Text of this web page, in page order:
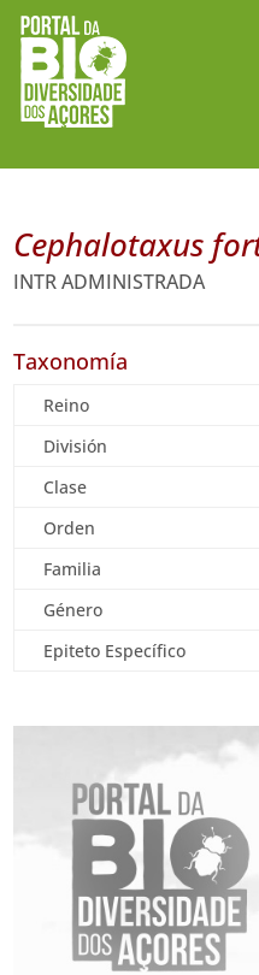
Cephalotaxus
INTR ADMINISTRADA
Taxonomía
Reino
División
Clase
Orden
Familia
Género
Epiteto Específico